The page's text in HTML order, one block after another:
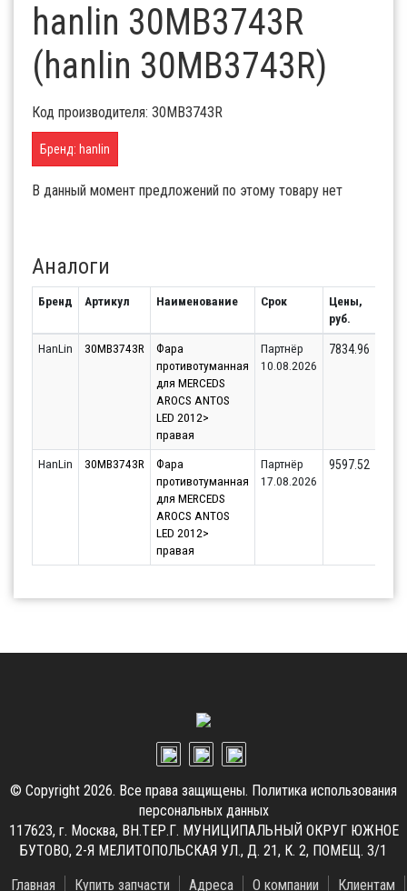
hanlin 30MB3743R
(hanlin 30MB3743R)
Код производителя: 30MB3743R
Бренд: hanlin
В данный момент предложений по этому товару нет
Аналоги
Бренд Артикул Наименование Срок
Цены,
руб.
HanLin 30MB3743R
Фара
противотуманная
для MERCEDS
AROCS ANTOS
LED 2012>
правая
Партнёр
10.08.2026
7834.96
HanLin 30MB3743R
Фара
противотуманная
для MERCEDS
AROCS ANTOS
LED 2012>
правая
Партнёр
17.08.2026
9597.52
© Copyright 2026. Все права защищены. Политика использования
персональных данных
117623, г. Москва, ВН.ТЕР.Г. МУНИЦИПАЛЬНЫЙ ОКРУГ ЮЖНОЕ
БУТОВО, 2-Я МЕЛИТОПОЛЬСКАЯ УЛ., Д. 21, К. 2, ПОМЕЩ. 3/1
Главная
Купить запчасти Адреса О компании Клиентам